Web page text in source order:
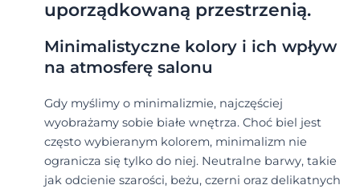
uporządkowaną przestrzenią.
Minimalistyczne kolory i ich wpływ
na atmosferę salonu
Gdy myślimy o minimalizmie, najczęściej
wyobrażamy sobie białe wnętrza. Choć biel jest
często wybieranym kolorem, minimalizm nie
ogranicza się tylko do niej. Neutralne barwy, takie
jak odcienie szarości, beżu, czerni oraz delikatnych